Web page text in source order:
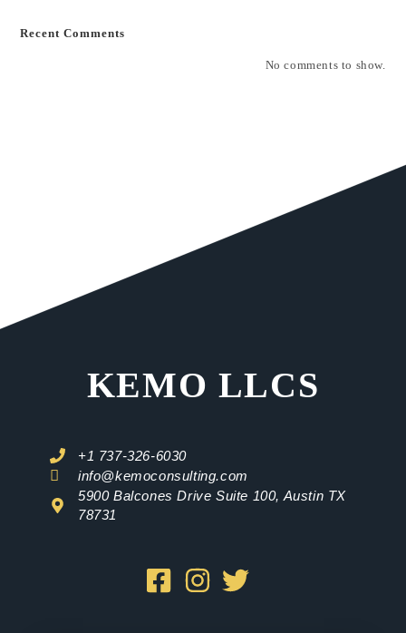
Recent Comments
No comments to show.
KEMO LLCS
+1 737-326-6030
info@kemoconsulting.com
5900 Balcones Drive Suite 100, Austin TX
78731